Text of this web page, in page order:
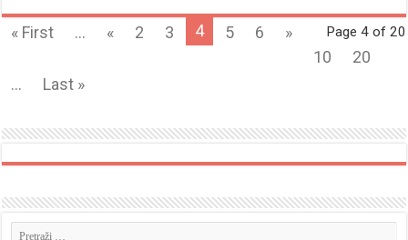
Page 4 of 20
« First ... « 2 3 4 5 6
»
10
20
...
Last »